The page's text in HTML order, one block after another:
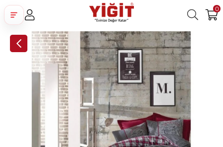
0
Üye Girişi Üye Ol Facebook İle Bağlan
Google İle Bağlan